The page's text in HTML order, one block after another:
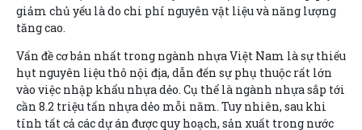
giảm chủ yếu là do chi phí nguyên vật liệu và năng lượng
tăng cao.
Vấn đề cơ bản nhất trong ngành nhựa Việt Nam là sự thiếu
hụt nguyên liệu thô nội địa, dẫn đến sự phụ thuộc rất lớn
vào việc nhập khẩu nhựa dẻo. Cụ thể là ngành nhựa sắp tới
cần 8.2 triệu tấn nhựa dẻo mỗi năm. Tuy nhiên, sau khi
tính tất cả các dự án được quy hoạch, sản xuất trong nước